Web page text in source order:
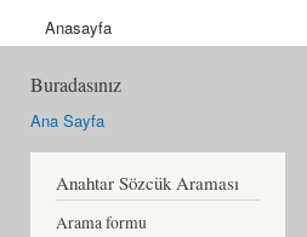
Anasayfa
Buradasınız
Ana Sayfa
Anahtar Sözcük Araması
Arama formu